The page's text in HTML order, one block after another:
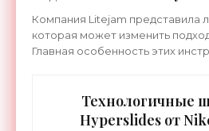
«Гаджеты»
Компания Litejam представила
которая может изменить
Главная особенность этих
Технологичные
Hyperslides от